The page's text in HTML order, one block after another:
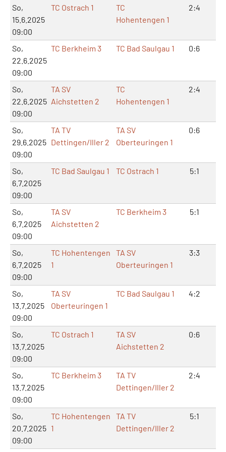
So,
15.6.2025
09:00
TC Ostrach 1
TC
Hohentengen 1
2:4
So,
22.6.2025
09:00
TC Berkheim 3 TC Bad Saulgau 1 0:6
So,
22.6.2025
09:00
TA SV
Aichstetten 2
TC
Hohentengen 1
2:4
So,
29.6.2025
09:00
TA TV
Dettingen/Iller 2
TA SV
Oberteuringen 1
0:6
So,
6.7.2025
09:00
TC Bad Saulgau 1 TC Ostrach 1 5:1
So,
6.7.2025
09:00
TA SV
Aichstetten 2
TC Berkheim 3 5:1
So,
6.7.2025
09:00
TC Hohentengen
1
TA SV
Oberteuringen 1
3:3
So,
13.7.2025
09:00
TA SV
Oberteuringen 1
TC Bad Saulgau 1 4:2
So,
13.7.2025
09:00
TC Ostrach 1
TA SV
Aichstetten 2
0:6
So,
13.7.2025
09:00
TC Berkheim 3
TA TV
Dettingen/Iller 2
2:4
So,
20.7.2025
09:00
TC Hohentengen
1
TA TV
Dettingen/Iller 2
5:1